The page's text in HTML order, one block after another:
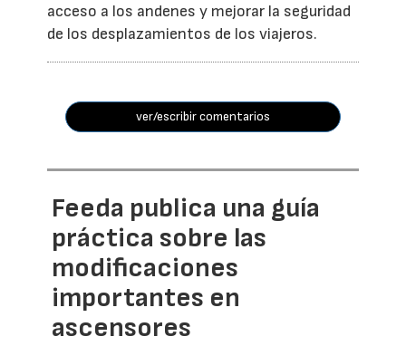
acceso a los andenes y mejorar la seguridad
de los desplazamientos de los viajeros.
ver/escribir comentarios
Feeda publica una guía
práctica sobre las
modificaciones
importantes en
ascensores